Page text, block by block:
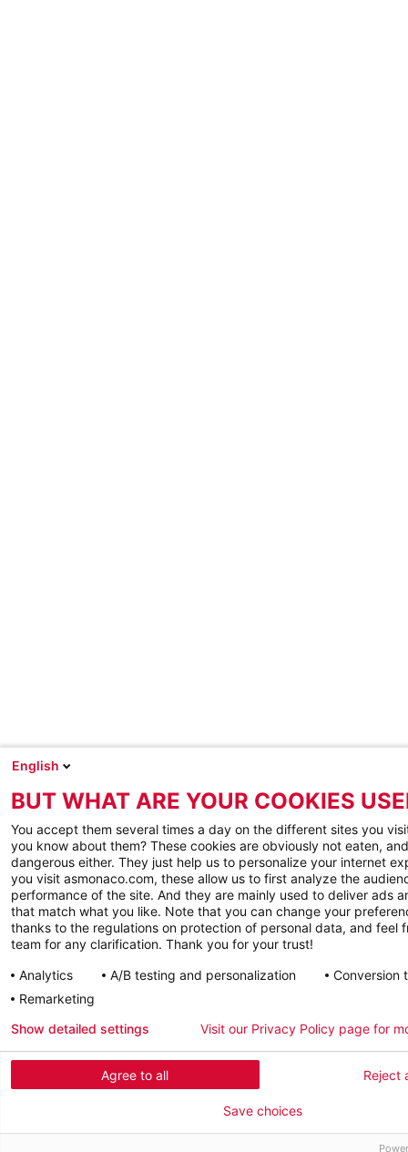
English
BUT WHAT ARE YOUR COOKIES
You accept them several times a day on the different sites you
you know about them? These cookies are obviously not eaten,
dangerous either. They just help us to personalize your internet
you visit asmonaco.com, these allow us to first analyze the
performance of the site. And they are mainly used to deliver ads
that match what you like. Note that you can change your
thanks to the regulations on protection of personal data, and feel
team for any clarification. Thank you for your trust!
Analytics
A/B testing and personalization
Conversion
Remarketing
Agree to all Reject
Show detailed settings Visit our Privacy Policy page for
Save choices